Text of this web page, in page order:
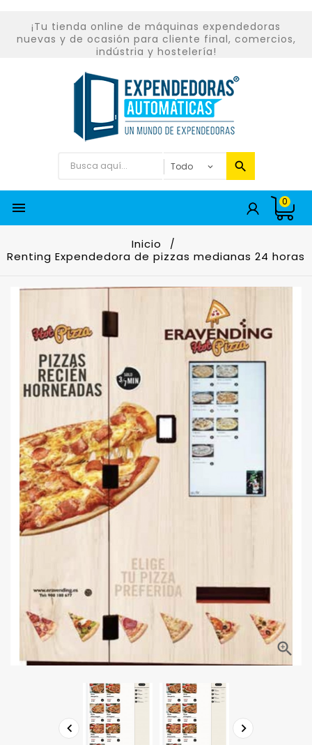
¡Tu tienda online de máquinas expendedoras
nuevas y de ocasión para cliente final, comercios,
indústria y hostelería!
 0
Inicio
Renting Expendedora de pizzas medianas 24 horas

 